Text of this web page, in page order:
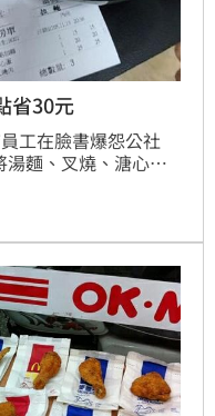
省30元
工在臉書爆怨公社
麵、叉燒、溏心蛋